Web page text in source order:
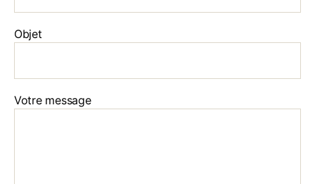
Objet
Votre message